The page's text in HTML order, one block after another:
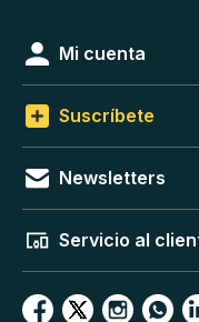
Mi cuenta
Suscríbete
Newsletters
Servicio al